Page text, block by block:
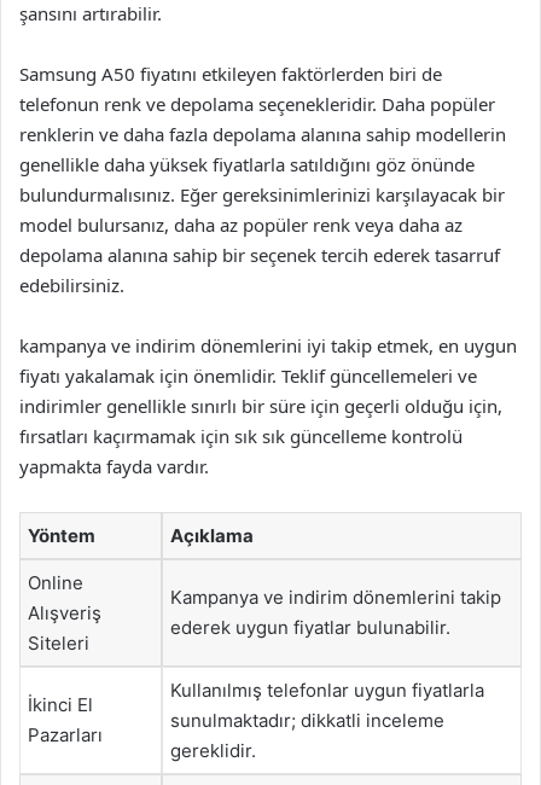
şansını artırabilir.
Samsung A50 fiyatını etkileyen faktörlerden biri de
telefonun renk ve depolama seçenekleridir. Daha popüler
renklerin ve daha fazla depolama alanına sahip modellerin
genellikle daha yüksek fiyatlarla satıldığını göz önünde
bulundurmalısınız. Eğer gereksinimlerinizi karşılayacak bir
model bulursanız, daha az popüler renk veya daha az
depolama alanına sahip bir seçenek tercih ederek tasarruf
edebilirsiniz.
kampanya ve indirim dönemlerini iyi takip etmek, en uygun
fiyatı yakalamak için önemlidir. Teklif güncellemeleri ve
indirimler genellikle sınırlı bir süre için geçerli olduğu için,
fırsatları kaçırmamak için sık sık güncelleme kontrolü
yapmakta fayda vardır.
Yöntem Açıklama
Online
Alışveriş
Siteleri
Kampanya ve indirim dönemlerini takip
ederek uygun fiyatlar bulunabilir.
İkinci El
Pazarları
Kullanılmış telefonlar uygun fiyatlarla
sunulmaktadır; dikkatli inceleme
gereklidir.